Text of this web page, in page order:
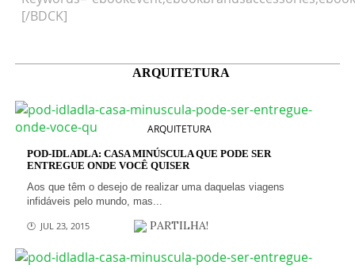
[/BDCK]
ARQUITETURA
ARQUITETURA
POD-IDLADLA: CASA MINÚSCULA QUE PODE SER
ENTREGUE ONDE VOCÊ QUISER
Aos que têm o desejo de realizar uma daquelas viagens
infidáveis pelo mundo, mas...
🕐 JUL 23, 2015 PARTILHA!